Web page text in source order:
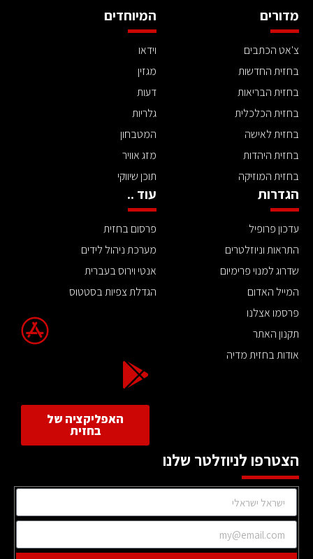
מדורים
צ'אט הכתבים
בחזית החדשות
בחזית הבריאות
בחזית הכלכלית
בחזית לאישה
בחזית היהדות
בחזית המוזיקה
המיוחדים
וידאו
מגזין
דעות
גלריות
המטבחון
מזג אוויר
תוכן שיווקי
הגדרות
עדכון פרופיל
התראות וניוזלטרים
שדרוג למנוי פרימיום
המייל האדום
פרסמו אצלנו
תקנון האתר
אודות בחזית מדיה
עוד ..
פרסום בחזית
מערכת ניהול לידים
אנטי וירוס בעברית
הגדלת צפיות בסטטוס
האפליקציה של
בחזית
הצטרפו לניוזלטר שלנו